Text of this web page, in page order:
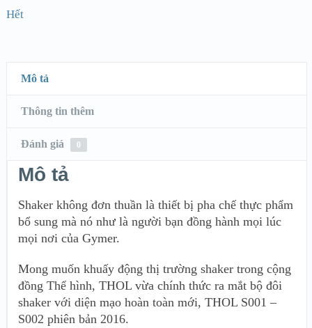
Hết
Mô tả
Thông tin thêm
Đánh giá 0
Mô tả
Shaker không đơn thuần là thiết bị pha chế thực phẩm
bổ sung mà nó như là người bạn đồng hành mọi lúc
mọi nơi của Gymer.
Mong muốn khuấy động thị trường shaker trong cộng
đồng Thể hình, THOL vừa chính thức ra mắt bộ đôi
shaker với diện mạo hoàn toàn mới, THOL S001 –
S002 phiên bản 2016.